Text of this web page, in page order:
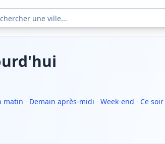
matin · Demain après-midi · Week-end · Ce soir